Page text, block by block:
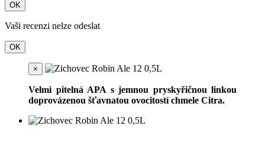
OK
Vaši recenzi nelze odeslat
OK
×
Velmi pitelná APA s jemnou pryskyřičnou linkou
doprovázenou šťavnatou ovocitostí chmele Citra.